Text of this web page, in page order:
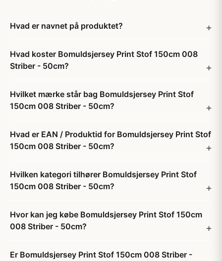
Hvad er navnet på produktet?
Hvad koster Bomuldsjersey Print Stof 150cm 008
Striber - 50cm?
Hvilket mærke står bag Bomuldsjersey Print Stof
150cm 008 Striber - 50cm?
Hvad er EAN / Produktid for Bomuldsjersey Print Stof
150cm 008 Striber - 50cm?
Hvilken kategori tilhører Bomuldsjersey Print Stof
150cm 008 Striber - 50cm?
Hvor kan jeg købe Bomuldsjersey Print Stof 150cm
008 Striber - 50cm?
Er Bomuldsjersey Print Stof 150cm 008 Striber -